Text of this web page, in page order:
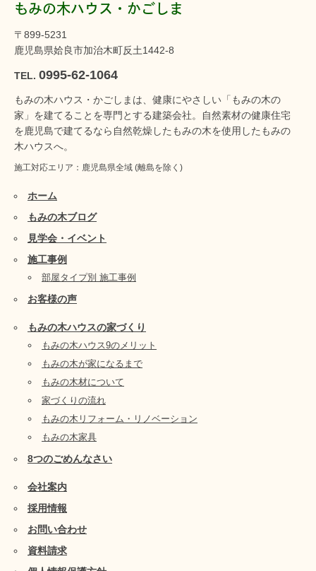
もみの木ハウス・かごしま
〒899-5231
鹿児島県姶良市加治木町反土1442-8
TEL. 0995-62-1064
もみの木ハウス・かごしまは、健康にやさしい「もみの木の
家」を建てることを専門とする建築会社。自然素材の健康住宅
を鹿児島で建てるなら自然乾燥したもみの木を使用したもみの
木ハウスへ。
施工対応エリア：鹿児島県全域 (離島を除く)
ホーム
もみの木ブログ
見学会・イベント
施工事例
部屋タイプ別 施工事例
お客様の声
もみの木ハウスの家づくり
もみの木ハウス9のメリット
もみの木が家になるまで
もみの木材について
家づくりの流れ
もみの木リフォーム・リノベーション
もみの木家具
8つのごめんなさい
会社案内
採用情報
お問い合わせ
資料請求